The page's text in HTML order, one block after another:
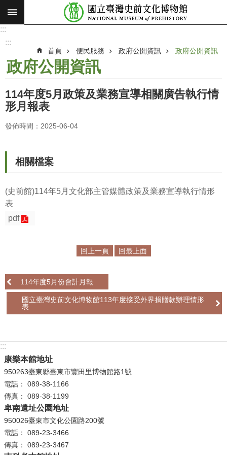
跳到主要內容區塊
搜
願
使
命
最
息
參
觀
展
覽
索
識
們
便
民
服
務
性
別
平
:::
:::
首頁 便民服務 政府公開資訊 政府公開資訊
政府公開資訊
114年度5月政策及業務宣導相關廣告執行情
形月報表
發佈時間：2025-06-04
相關檔案
(史前館)114年5月文化部主管媒體政策及業務宣導執行情形
表
pdf
回上一頁 回最上面
114年度5月份會計月報
國立臺灣史前文化博物館113年度接受外界捐贈款辦理情形
表
:::
康樂本館地址
950263臺東縣臺東市豐田里博物館路1號
電話： 089-38-1166
傳真： 089-38-1199
卑南遺址公園地址
950026臺東市文化公園路200號
電話： 089-23-3466
傳真： 089-23-3467